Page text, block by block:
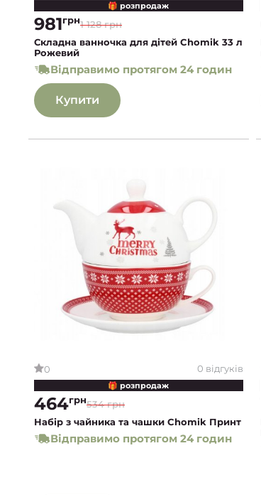
🎁 розпродаж
1 128 грн
981грн
Складна ванночка для дітей Chomik 33 л
Рожевий
Відправимо протягом 24 годин
Купити
0 0 відгуків
🎁 розпродаж
534 грн
464грн
Набір з чайника та чашки Chomik Принт
Відправимо протягом 24 годин